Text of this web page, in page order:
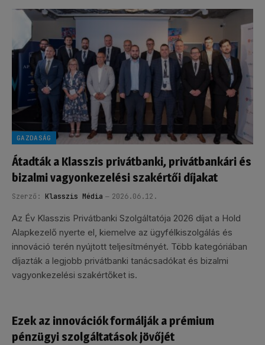
GAZDASÁG
Átadták a Klasszis privátbanki, privátbankári és
bizalmi vagyonkezelési szakértői díjakat
Szerző: Klasszis Média 2026.06.12.
Az Év Klasszis Privátbanki Szolgáltatója 2026 díjat a Hold
Alapkezelő nyerte el, kiemelve az ügyfélkiszolgálás és
innováció terén nyújtott teljesítményét. Több kategóriában
díjazták a legjobb privátbanki tanácsadókat és bizalmi
vagyonkezelési szakértőket is.
Ezek az innovációk formálják a prémium
pénzügyi szolgáltatások jövőjét